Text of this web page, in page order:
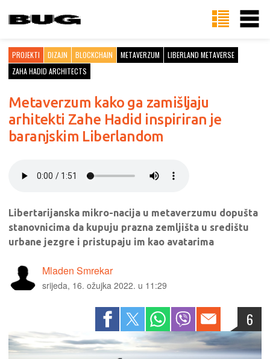
PROJEKTI DIZAJN BLOCKCHAIN METAVERZUM
LIBERLAND METAVERSE
ZAHA HADID ARCHITECTS
Metaverzum kako ga zamišljaju
arhitekti Zahe Hadid inspiriran je
baranjskim Liberlandom
Libertarijanska mikro-nacija u metaverzumu dopušta
stanovnicima da kupuju prazna zemljišta u središtu
urbane jezgre i pristupaju im kao avatarima
Mladen Smrekar
srijeda, 16. ožujka 2022. u 11:29
6